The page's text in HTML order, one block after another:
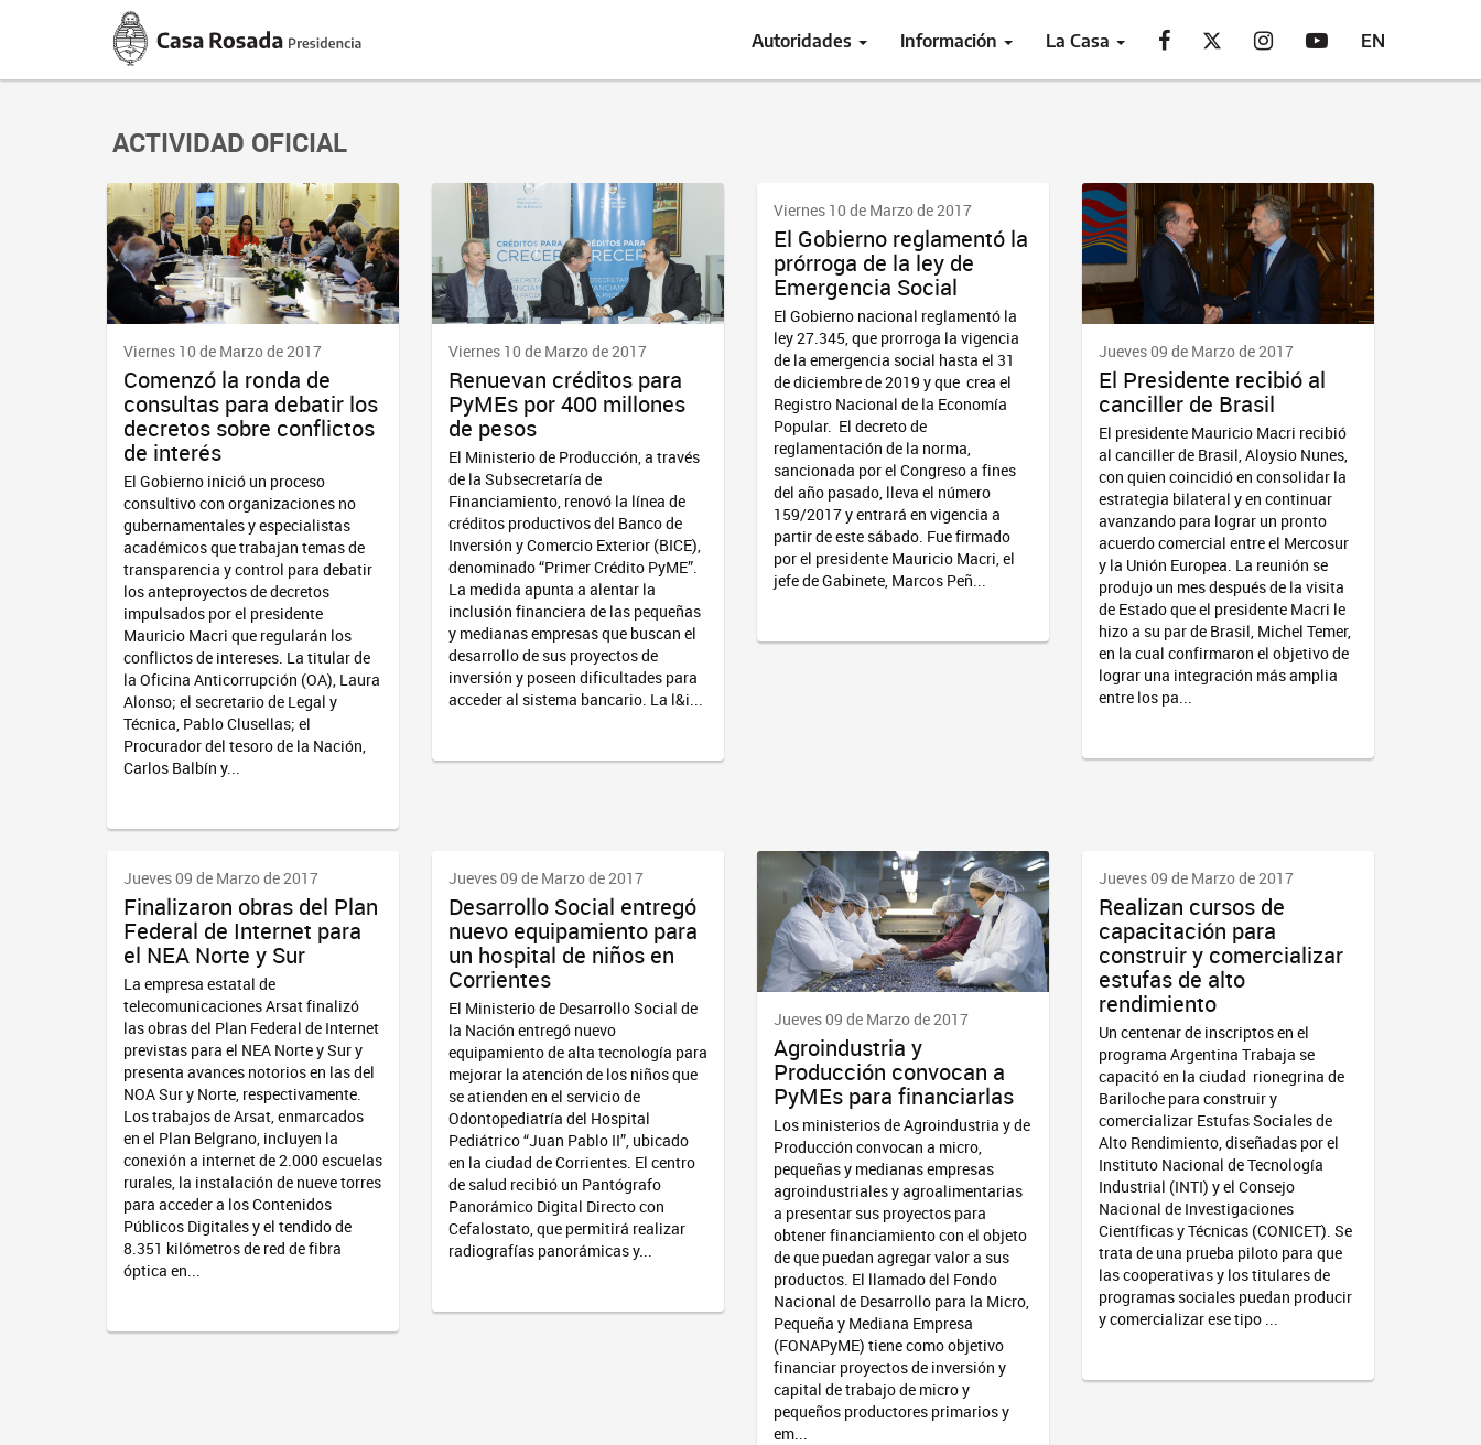
Casa
Rosada
Presidencia
de
Autoridades Información La Casa EN
ACTIVIDAD OFICIAL
Viernes 10 de Marzo de 2017
Comenzó la ronda de
consultas para debatir los
decretos sobre conflictos
de interés
El Gobierno inició un proceso
consultivo con organizaciones no
gubernamentales y especialistas
académicos que trabajan temas de
transparencia y control para debatir
los anteproyectos de decretos
impulsados por el presidente
Mauricio Macri que regularán los
conflictos de intereses. La titular de
la Oficina Anticorrupción (OA), Laura
Alonso; el secretario de Legal y
Técnica, Pablo Clusellas; el
Procurador del tesoro de la Nación,
Carlos Balbín y...
Viernes 10 de Marzo de 2017
Renuevan créditos para
PyMEs por 400 millones
de pesos
El Ministerio de Producción, a través
de la Subsecretaría de
Financiamiento, renovó la línea de
créditos productivos del Banco de
Inversión y Comercio Exterior (BICE),
denominado “Primer Crédito PyME”.
La medida apunta a alentar la
inclusión financiera de las pequeñas
y medianas empresas que buscan el
desarrollo de sus proyectos de
inversión y poseen dificultades para
acceder al sistema bancario. La l&i...
Viernes 10 de Marzo de 2017
El Gobierno reglamentó la
prórroga de la ley de
Emergencia Social
El Gobierno nacional reglamentó la
ley 27.345, que prorroga la vigencia
de la emergencia social hasta el 31
de diciembre de 2019 y que crea el
Registro Nacional de la Economía
Popular. El decreto de
reglamentación de la norma,
sancionada por el Congreso a fines
del año pasado, lleva el número
159/2017 y entrará en vigencia a
partir de este sábado. Fue firmado
por el presidente Mauricio Macri, el
jefe de Gabinete, Marcos Peñ...
Jueves 09 de Marzo de 2017
El Presidente recibió al
canciller de Brasil
El presidente Mauricio Macri recibió
al canciller de Brasil, Aloysio Nunes,
con quien coincidió en consolidar la
estrategia bilateral y en continuar
avanzando para lograr un pronto
acuerdo comercial entre el Mercosur
y la Unión Europea. La reunión se
produjo un mes después de la visita
de Estado que el presidente Macri le
hizo a su par de Brasil, Michel Temer,
en la cual confirmaron el objetivo de
lograr una integración más amplia
entre los pa...
Jueves 09 de Marzo de 2017
Finalizaron obras del Plan
Federal de Internet para
el NEA Norte y Sur
La empresa estatal de
telecomunicaciones Arsat finalizó
las obras del Plan Federal de Internet
previstas para el NEA Norte y Sur y
presenta avances notorios en las del
NOA Sur y Norte, respectivamente.
Los trabajos de Arsat, enmarcados
en el Plan Belgrano, incluyen la
conexión a internet de 2.000 escuelas
rurales, la instalación de nueve torres
para acceder a los Contenidos
Públicos Digitales y el tendido de
8.351 kilómetros de red de fibra
óptica en...
Jueves 09 de Marzo de 2017
Desarrollo Social entregó
nuevo equipamiento para
un hospital de niños en
Corrientes
El Ministerio de Desarrollo Social de
la Nación entregó nuevo
equipamiento de alta tecnología para
mejorar la atención de los niños que
se atienden en el servicio de
Odontopediatría del Hospital
Pediátrico “Juan Pablo II”, ubicado
en la ciudad de Corrientes. El centro
de salud recibió un Pantógrafo
Panorámico Digital Directo con
Cefalostato, que permitirá realizar
radiografías panorámicas y...
Jueves 09 de Marzo de 2017
Agroindustria y
Producción convocan a
PyMEs para financiarlas
Los ministerios de Agroindustria y de
Producción convocan a micro,
pequeñas y medianas empresas
agroindustriales y agroalimentarias
a presentar sus proyectos para
obtener financiamiento con el objeto
de que puedan agregar valor a sus
productos. El llamado del Fondo
Nacional de Desarrollo para la Micro,
Pequeña y Mediana Empresa
(FONAPyME) tiene como objetivo
financiar proyectos de inversión y
capital de trabajo de micro y
pequeños productores primarios y
em...
Jueves 09 de Marzo de 2017
Realizan cursos de
capacitación para
construir y comercializar
estufas de alto
rendimiento
Un centenar de inscriptos en el
programa Argentina Trabaja se
capacitó en la ciudad rionegrina de
Bariloche para construir y
comercializar Estufas Sociales de
Alto Rendimiento, diseñadas por el
Instituto Nacional de Tecnología
Industrial (INTI) y el Consejo
Nacional de Investigaciones
Científicas y Técnicas (CONICET). Se
trata de una prueba piloto para que
las cooperativas y los titulares de
programas sociales puedan producir
y comercializar ese tipo ...